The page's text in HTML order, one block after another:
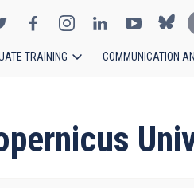
TRAINING COMMUNICATION